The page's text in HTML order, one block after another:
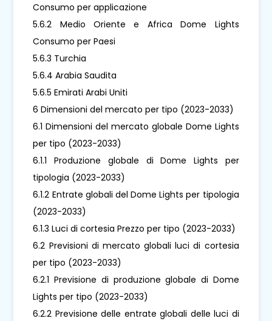
Consumo per applicazione
5.6.2 Medio Oriente e Africa Dome Lights
Consumo per Paesi
5.6.3 Turchia
5.6.4 Arabia Saudita
5.6.5 Emirati Arabi Uniti
6 Dimensioni del mercato per tipo (2023-2033)
6.1 Dimensioni del mercato globale Dome Lights
per tipo (2023-2033)
6.1.1 Produzione globale di Dome Lights per
tipologia (2023-2033)
6.1.2 Entrate globali del Dome Lights per tipologia
(2023-2033)
6.1.3 Luci di cortesia Prezzo per tipo (2023-2033)
6.2 Previsioni di mercato globali luci di cortesia
per tipo (2023-2033)
6.2.1 Previsione di produzione globale di Dome
Lights per tipo (2023-2033)
6.2.2 Previsione delle entrate globali delle luci di